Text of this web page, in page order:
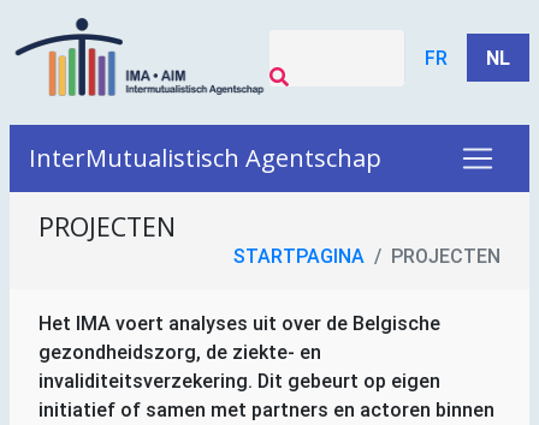
FR NL
InterMutualistisch Agentschap
PROJECTEN
STARTPAGINA PROJECTEN
Het IMA voert analyses uit over de Belgische
gezondheidszorg, de ziekte- en
invaliditeitsverzekering. Dit gebeurt op eigen
initiatief of samen met partners en actoren binnen